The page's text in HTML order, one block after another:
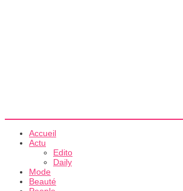
Accueil
Actu
Edito
Daily
Mode
Beauté